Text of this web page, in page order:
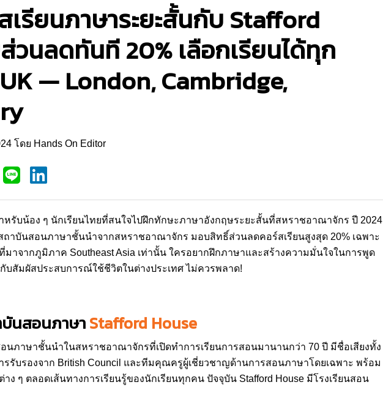
รียนภาษาระยะสั้นกับ Stafford
วนลดทันที 20% เลือกเรียนได้ทุก
— London, Cambridge,
โดย Hands On Editor
รับน้อง ๆ นักเรียนไทยที่สนใจไปฝึกทักษะภาษาอังกฤษระยะสั้นที่สหราชอาณาจักร ปี 2024
ถาบันสอนภาษาชั้นนำจากสหราชอาณาจักร มอบสิทธิ์ส่วนลดคอร์สเรียนสูงสุด 20% เฉพาะ
มาจากภูมิภาค Southeast Asia เท่านั้น ใครอยากฝึกภาษาและสร้างความมั่นใจในการพูด
บสัมผัสประสบการณ์ใช้ชีวิตในต่างประเทศ ไม่ควรพลาด!
นสอนภาษาStafford House
อนภาษาชั้นนำในสหราชอาณาจักรที่เปิดทำการเรียนการสอนมานานกว่า 70 ปี มีชื่อเสียงทั้ง
รับรองจาก British Council และทีมคุณครูผู้เชี่ยวชาญด้านการสอนภาษาโดยเฉพาะ พร้อม
ง ๆ ตลอดเส้นทางการเรียนรู้ของนักเรียนทุกคน ปัจจุบัน Stafford House มีโรงเรียนสอน